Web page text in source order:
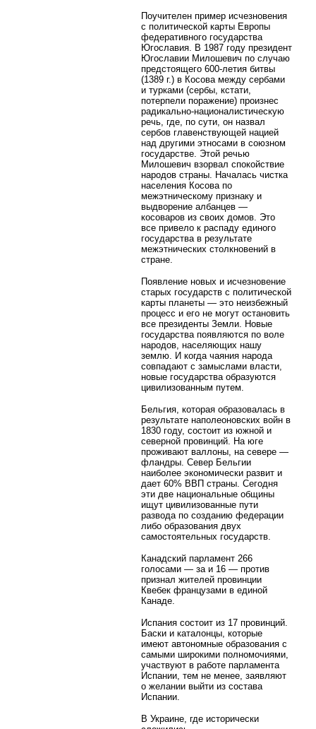
Поучителен пример исчезновения
с политической карты Европы
федеративного государства
Югославия. В 1987 году президент
Югославии Милошевич по случаю
предстоящего 600-летия битвы
(1389 г.) в Косова между сербами
и турками (сербы, кстати,
потерпели поражение) произнес
радикально-националистическую
речь, где, по сути, он назвал
сербов главенствующей нацией
над другими этносами в союзном
государстве. Этой речью
Милошевич взорвал спокойствие
народов страны. Началась чистка
населения Косова по
межэтническому признаку и
выдворение албанцев —
косоваров из своих домов. Это
все привело к распаду единого
государства в результате
межэтнических столкновений в
стране.
Появление новых и исчезновение
старых государств с политической
карты планеты — это неизбежный
процесс и его не могут остановить
все президенты Земли. Новые
государства появляются по воле
народов, населяющих нашу
землю. И когда чаяния народа
совпадают с замыслами власти,
новые государства образуются
цивилизованным путем.
Бельгия, которая образовалась в
результате наполеоновских войн в
1830 году, состоит из южной и
северной провинций. На юге
проживают валлоны, на севере —
фландры. Север Бельгии
наиболее экономически развит и
дает 60% ВВП страны. Сегодня
эти две национальные общины
ищут цивилизованные пути
развода по созданию федерации
либо образования двух
самостоятельных государств.
Канадский парламент 266
голосами — за и 16 — против
признал жителей провинции
Квебек французами в единой
Канаде.
Испания состоит из 17 провинций.
Баски и каталонцы, которые
имеют автономные образования с
самыми широкими полномочиями,
участвуют в работе парламента
Испании, тем не менее, заявляют
о желании выйти из состава
Испании.
В Украине, где исторически